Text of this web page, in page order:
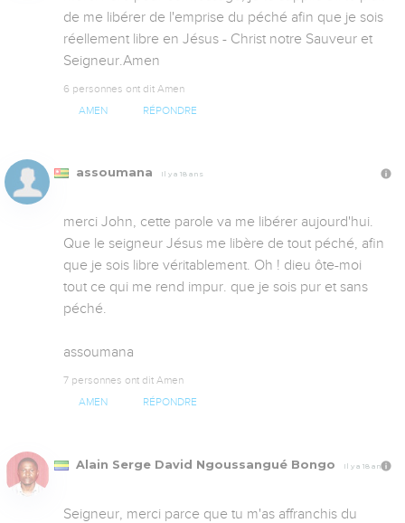
de me libérer de l'emprise du péché afin que je sois
réellement libre en Jésus - Christ notre Sauveur et
Seigneur.Amen
6 personnes ont dit Amen
AMEN RÉPONDRE
assoumana Il y a 18 ans
merci John, cette parole va me libérer aujourd'hui.
Que le seigneur Jésus me libère de tout péché, afin
que je sois libre véritablement. Oh ! dieu ôte-moi
tout ce qui me rend impur. que je sois pur et sans
péché.
assoumana
7 personnes ont dit Amen
AMEN RÉPONDRE
Alain Serge David Ngoussangué Bongo Il y a 18 ans
Seigneur, merci parce que tu m'as affranchis du